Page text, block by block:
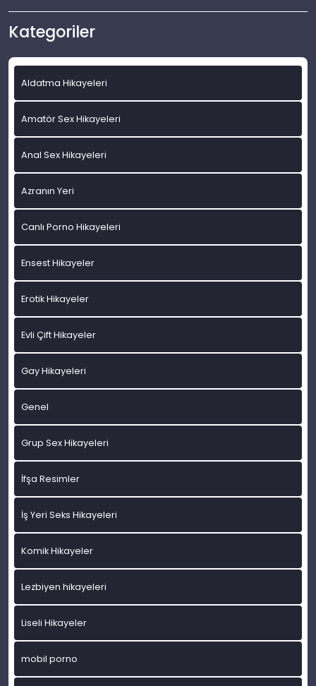
Kategoriler
Aldatma Hikayeleri
Amatör Sex Hikayeleri
Anal Sex Hikayeleri
Azranın Yeri
Canlı Porno Hikayeleri
Ensest Hikayeler
Erotik Hikayeler
Evli Çift Hikayeler
Gay Hikayeleri
Genel
Grup Sex Hikayeleri
İfşa Resimler
İş Yeri Seks Hikayeleri
Komik Hikayeler
Lezbiyen hikayeleri
Liseli Hikayeler
mobil porno